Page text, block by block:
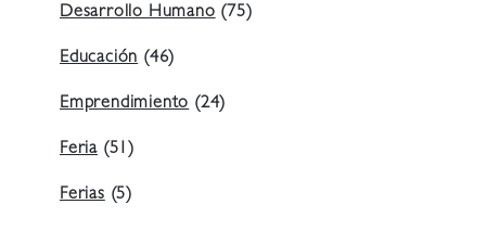
Desarrollo Humano (75)
Educación (46)
Emprendimiento (24)
Feria (51)
Ferias (5)